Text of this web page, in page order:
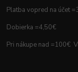
Platba vopred na účet
Dobierka =4,50€
Pri nákupe nad =100€